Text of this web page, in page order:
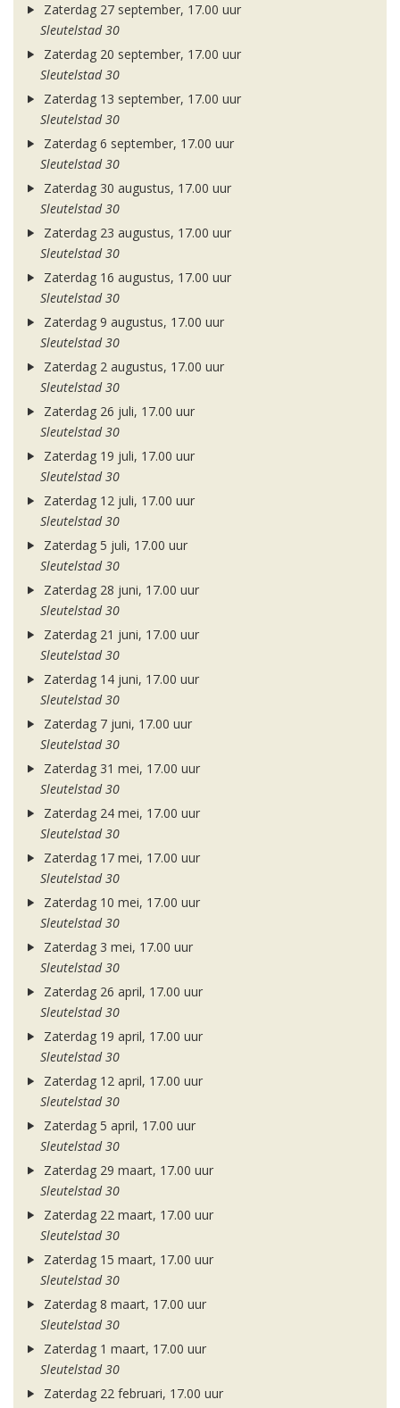
Zaterdag 27 september, 17.00 uur
Sleutelstad 30
Zaterdag 20 september, 17.00 uur
Sleutelstad 30
Zaterdag 13 september, 17.00 uur
Sleutelstad 30
Zaterdag 6 september, 17.00 uur
Sleutelstad 30
Zaterdag 30 augustus, 17.00 uur
Sleutelstad 30
Zaterdag 23 augustus, 17.00 uur
Sleutelstad 30
Zaterdag 16 augustus, 17.00 uur
Sleutelstad 30
Zaterdag 9 augustus, 17.00 uur
Sleutelstad 30
Zaterdag 2 augustus, 17.00 uur
Sleutelstad 30
Zaterdag 26 juli, 17.00 uur
Sleutelstad 30
Zaterdag 19 juli, 17.00 uur
Sleutelstad 30
Zaterdag 12 juli, 17.00 uur
Sleutelstad 30
Zaterdag 5 juli, 17.00 uur
Sleutelstad 30
Zaterdag 28 juni, 17.00 uur
Sleutelstad 30
Zaterdag 21 juni, 17.00 uur
Sleutelstad 30
Zaterdag 14 juni, 17.00 uur
Sleutelstad 30
Zaterdag 7 juni, 17.00 uur
Sleutelstad 30
Zaterdag 31 mei, 17.00 uur
Sleutelstad 30
Zaterdag 24 mei, 17.00 uur
Sleutelstad 30
Zaterdag 17 mei, 17.00 uur
Sleutelstad 30
Zaterdag 10 mei, 17.00 uur
Sleutelstad 30
Zaterdag 3 mei, 17.00 uur
Sleutelstad 30
Zaterdag 26 april, 17.00 uur
Sleutelstad 30
Zaterdag 19 april, 17.00 uur
Sleutelstad 30
Zaterdag 12 april, 17.00 uur
Sleutelstad 30
Zaterdag 5 april, 17.00 uur
Sleutelstad 30
Zaterdag 29 maart, 17.00 uur
Sleutelstad 30
Zaterdag 22 maart, 17.00 uur
Sleutelstad 30
Zaterdag 15 maart, 17.00 uur
Sleutelstad 30
Zaterdag 8 maart, 17.00 uur
Sleutelstad 30
Zaterdag 1 maart, 17.00 uur
Sleutelstad 30
Zaterdag 22 februari, 17.00 uur